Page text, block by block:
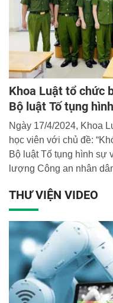
Khoa Luật tổ chức
Bộ luật Tố tụng
Ngày 17/4/2024, Khoa
học viên với chủ đề:
Bộ luật Tố tụng hình sự
lượng Công an nhân
THƯ VIỆN VIDEO